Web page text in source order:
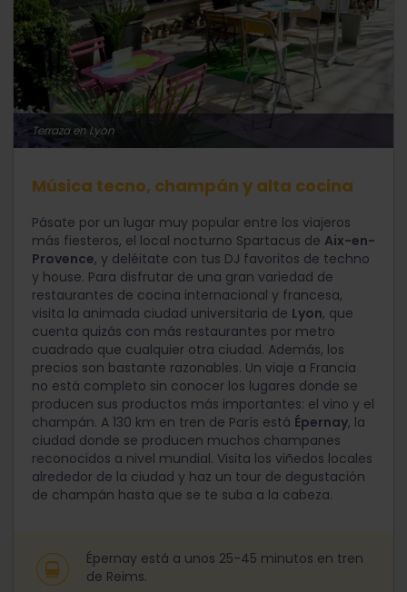
Terraza en Lyon
Música tecno, champán y alta cocina
Pásate por un lugar muy popular entre los viajeros
más fiesteros, el local nocturno Spartacus de Aix-en-
Provence, y deléitate con tus DJ favoritos de techno
y house. Para disfrutar de una gran variedad de
restaurantes de cocina internacional y francesa,
visita la animada ciudad universitaria de Lyon, que
cuenta quizás con más restaurantes por metro
cuadrado que cualquier otra ciudad. Además, los
precios son bastante razonables. Un viaje a Francia
no está completo sin conocer los lugares donde se
producen sus productos más importantes: el vino y el
champán. A 130 km en tren de París está Épernay, la
ciudad donde se producen muchos champanes
reconocidos a nivel mundial. Visita los viñedos locales
alrededor de la ciudad y haz un tour de degustación
de champán hasta que se te suba a la cabeza.
Épernay está a unos 25-45 minutos en tren
de Reims.